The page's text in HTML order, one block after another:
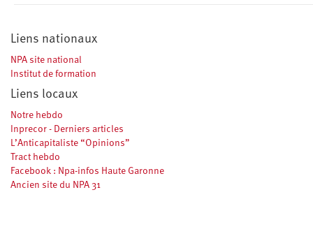
Liens nationaux
NPA site national
Institut de formation
Liens locaux
Notre hebdo
Inprecor - Derniers articles
L’Anticapitaliste “Opinions”
Tract hebdo
Facebook : Npa-infos Haute Garonne
Ancien site du NPA 31